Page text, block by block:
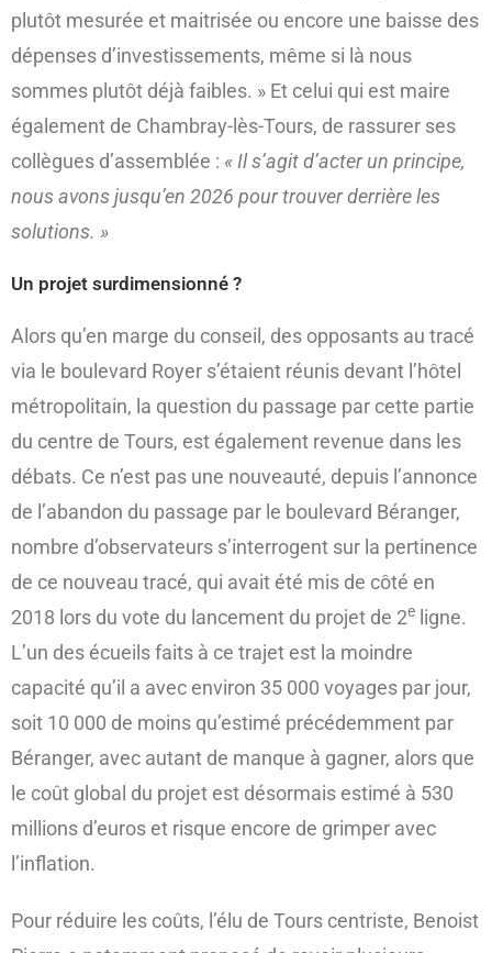
plutôt mesurée et maitrisée ou encore une baisse des
dépenses d’investissements, même si là nous
sommes plutôt déjà faibles. » Et celui qui est maire
également de Chambray-lès-Tours, de rassurer ses
collègues d’assemblée : « Il s’agit d’acter un principe,
nous avons jusqu’en 2026 pour trouver derrière les
solutions. »
Un projet surdimensionné ?
Alors qu’en marge du conseil, des opposants au tracé
via le boulevard Royer s’étaient réunis devant l’hôtel
métropolitain, la question du passage par cette partie
du centre de Tours, est également revenue dans les
débats. Ce n’est pas une nouveauté, depuis l’annonce
de l’abandon du passage par le boulevard Béranger,
nombre d’observateurs s’interrogent sur la pertinence
de ce nouveau tracé, qui avait été mis de côté en
2018 lors du vote du lancement du projet de 2e ligne.
L’un des écueils faits à ce trajet est la moindre
capacité qu’il a avec environ 35 000 voyages par jour,
soit 10 000 de moins qu’estimé précédemment par
Béranger, avec autant de manque à gagner, alors que
le coût global du projet est désormais estimé à 530
millions d’euros et risque encore de grimper avec
l’inflation.
Pour réduire les coûts, l’élu de Tours centriste, Benoist